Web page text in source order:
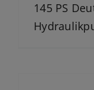
145 PS